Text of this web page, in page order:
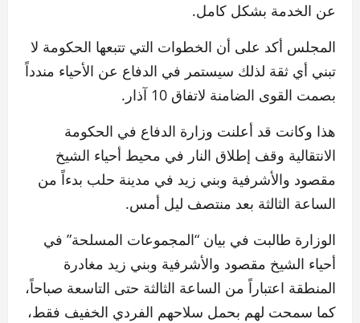
عن الخدمة بشكل كامل.
المجلس أكد على أن الخطوات التي تتبعها الحكومة لا
تبني أي ثقة لذلك سيستمر في الدفاع عن الأحياء مندداً
بصمت القوى الضامنة لاتفاق 10 آذار.
هذا وكانت قد أعلنت وزارة الدفاع في الحكومة
الانتقالية وقف إطلاق النار في محيط أحياء الشيخ
مقصود والأشرفية وبني زيد في مدينة حلب بدءاً من
الساعة الثالثة بعد منتصف ليل أمس.
الوزارة طالبت في بيان “المجموعات المسلحة” في
أحياء الشيخ مقصود والأشرفية وبني زيد مغادرة
المنطقة اعتباراً من الساعة الثالثة حتى التاسعة صباحاً،
كما سمحت لهم بحمل سلاحهم الفردي الخفيف فقط،